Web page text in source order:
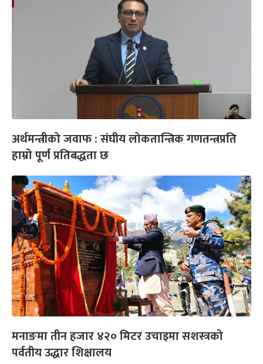
अर्थमन्त्रीको जवाफ : संघीय लोकतान्त्रिक गणतन्त्रप्रति
हाम्रो पूर्ण प्रतिबद्धता छ
मनाङमा तीन हजार ४२० मिटर उचाइमा सशस्त्रको
पर्वतीय उद्धार शिक्षालय